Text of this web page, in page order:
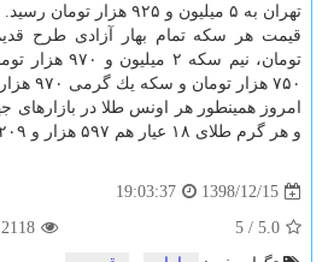
تهران به ۵ میلیون و ۹۲۵ هزار تومان رسید.
۷۵۰ هزار تومان و سكه یك گرمی ۹۷۰ هزار تومان است.
و هر گرم طلای ۱۸ عیار هم ۵۹۷ هزار و ۲۰۹ تومان است.
1398/12/15
19:03:37
5.0
/
5
2118